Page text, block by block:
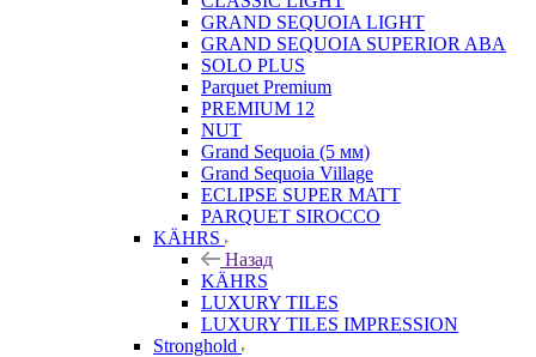
GRAND SEQUOIA LIGHT
GRAND SEQUOIA SUPERIOR ABA
SOLO PLUS
Parquet Premium
PREMIUM 12
NUT
Grand Sequoia (5 мм)
Grand Sequoia Village
ECLIPSE SUPER MATT
PARQUET SIROCCO
KÄHRS
Назад
KÄHRS
LUXURY TILES
LUXURY TILES IMPRESSION
Stronghold